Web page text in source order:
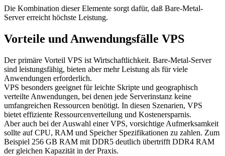
Die Kombination dieser Elemente sorgt dafür, daß Bare-Metal-
Server erreicht höchste Leistung.
Vorteile und Anwendungsfälle VPS
Der primäre Vorteil VPS ist Wirtschaftlichkeit. Bare-Metal-Server
sind leistungsfähig, bieten aber mehr Leistung als für viele
Anwendungen erforderlich.
VPS besonders geeignet für leichte Skripte und geographisch
verteilte Anwendungen, bei denen jede Serverinstanz keine
umfangreichen Ressourcen benötigt. In diesen Szenarien, VPS
bietet effiziente Ressourcenverteilung und Kostenersparnis.
Aber auch bei der Auswahl einer VPS, vorsichtige Aufmerksamkeit
sollte auf CPU, RAM und Speicher Spezifikationen zu zahlen. Zum
Beispiel 256 GB RAM mit DDR5 deutlich übertrifft DDR4 RAM
der gleichen Kapazität in der Praxis.